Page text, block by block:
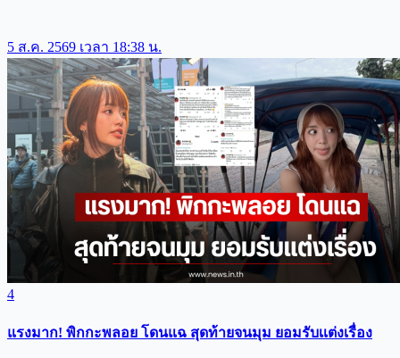
5 ส.ค. 2569 เวลา 18:38 น.
4
แรงมาก! พิกกะพลอย โดนแฉ สุดท้ายจนมุม ยอมรับเเต่งเรื่อง